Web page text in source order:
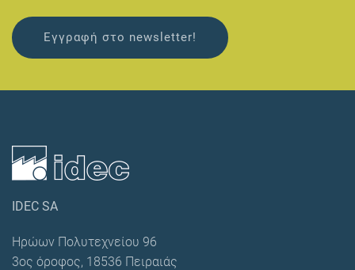
Εγγραφή στο newsletter!
IDEC SA
Ηρώων Πολυτεχνείου 96
3ος όροφος, 18536 Πειραιάς